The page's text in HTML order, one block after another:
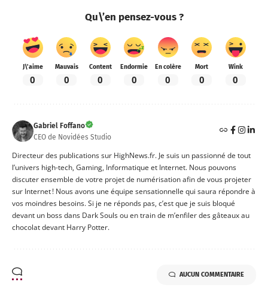
Qu\’en pensez-vous ?
J\'aime
0
Mauvais
0
Content
0
Endormie
0
En colère
0
Mort
0
Wink
0
Gabriel Foffano
CEO de Novidées Studio
Directeur des publications sur HighNews.fr. Je suis un passionné de tout
l’univers high-tech, Gaming, Informatique et Internet. Nous pouvons
discuter ensemble de votre projet de numérisation afin de vous projeter
sur Internet ! Nous avons une équipe sensationnelle qui saura répondre à
vos moindres besoins. Si je ne réponds pas, c’est que je suis bloqué
devant un boss dans Dark Souls ou en train de m’enfiler des gâteaux au
chocolat devant Harry Potter.
AUCUN COMMENTAIRE